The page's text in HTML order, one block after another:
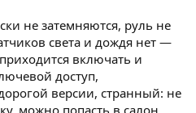
не затемняются, руль не
света и дождя нет —
включать и
доступ,
версии, странный: не
можно попасть в салон